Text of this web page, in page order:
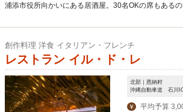
浦添市役所向かいにある居酒屋。30名OKの席もある
創作料理 洋食 イタリアン・フレンチ
レストラン イル・ド・レ
北部｜恩納村
沖縄自動車道 石川
￥ 平均予算